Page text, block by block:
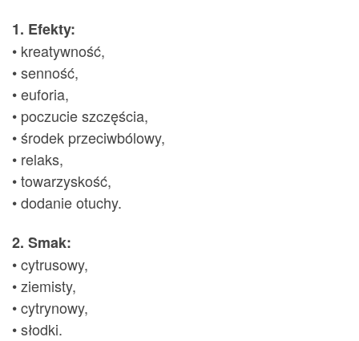
1. Efekty:
• kreatywność,
• senność,
• euforia,
• poczucie szczęścia,
• środek przeciwbólowy,
• relaks,
• towarzyskość,
• dodanie otuchy.
2. Smak:
• cytrusowy,
• ziemisty,
• cytrynowy,
• słodki.